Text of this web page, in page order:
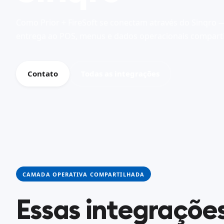
Contato
CAMADA OPERATIVA COMPARTILHADA
Essas